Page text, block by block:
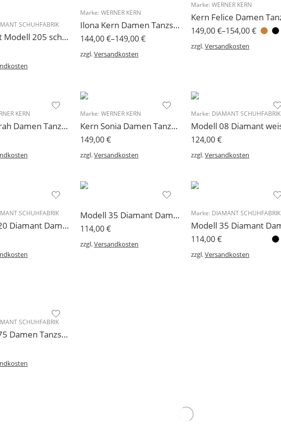
SCHUHFABRIK
Diamant Modell 205 schwarz Velours/Glitter Abs. 5 cm
Marke: WERNER KERN
Ilona Kern Damen Tanzschuh Comfort 5 cm
144,00€–149,00€
zzgl.Versandkosten
Marke: WERNER KERN
149,00€–154,00€
zzgl.Versandkosten
KERN
Kern Sarah Damen Tanzschuh Werner Kern 6,5 cm
Marke: WERNER KERN
Kern Sonia Damen Tanzschuh Werner Kern Comfortfußbett 5 cm
149,00€
zzgl.Versandkosten
Marke: DIAMANT SCHUHFABRIK
124,00€
zzgl.Versandkosten
SCHUHFABRIK
Modell 20 Diamant Damen Tanzschuh Auslaufartikel!
Modell 35 Diamant Damen Tanzschuhe 5 cm
114,00€
zzgl.Versandkosten
Marke: DIAMANT SCHUHFABRIK
114,00€
zzgl.Versandkosten
SCHUHFABRIK
Modell 75 Damen Tanzschuhe Velourslederpumps 5 cm